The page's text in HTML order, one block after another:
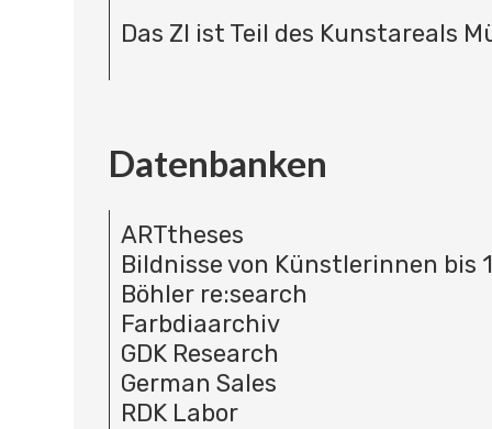
Das ZI ist Teil des Kunstareals
Datenbanken
ARTtheses
Bildnisse von Künstlerinnen bis
Böhler re:search
Farbdiaarchiv
GDK Research
German Sales
RDK Labor